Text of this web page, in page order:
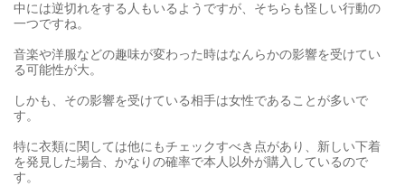
中には逆切れをする人もいるようですが、そちらも怪しい行動の
一つですね。
音楽や洋服などの趣味が変わった時はなんらかの影響を受けてい
る可能性が大。
しかも、その影響を受けている相手は女性であることが多いで
す。
特に衣類に関しては他にもチェックすべき点があり、新しい下着
を発見した場合、かなりの確率で本人以外が購入しているので
す。